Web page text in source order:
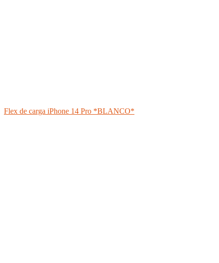
Flex de carga iPhone 14 Pro *BLANCO*